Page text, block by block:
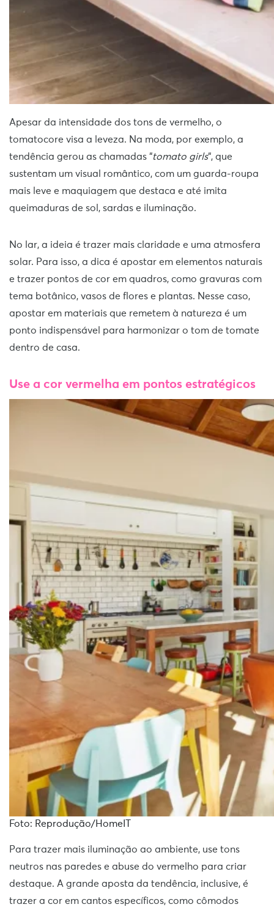
Apesar da intensidade dos tons de vermelho, o
tomatocore visa a leveza. Na moda, por exemplo, a
tendência gerou as chamadas “tomato girls“, que
sustentam um visual romântico, com um guarda-roupa
mais leve e maquiagem que destaca e até imita
queimaduras de sol, sardas e iluminação.
No lar, a ideia é trazer mais claridade e uma atmosfera
solar. Para isso, a dica é apostar em elementos naturais
e trazer pontos de cor em quadros, como gravuras com
tema botânico, vasos de flores e plantas. Nesse caso,
apostar em materiais que remetem à natureza é um
ponto indispensável para harmonizar o tom de tomate
dentro de casa.
Use a cor vermelha em pontos estratégicos
Foto: Reprodução/HomeIT
Para trazer mais iluminação ao ambiente, use tons
neutros nas paredes e abuse do vermelho para criar
destaque. A grande aposta da tendência, inclusive, é
trazer a cor em cantos específicos, como cômodos